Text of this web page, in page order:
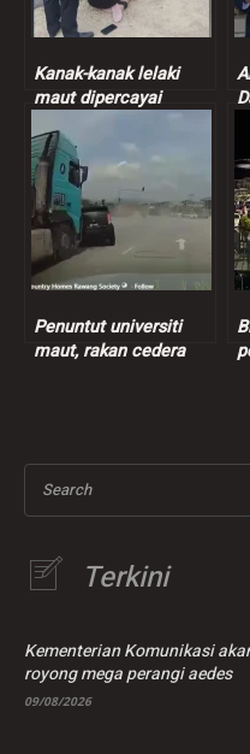
Kanak-kanak lelaki
maut dipercayai
Penuntut universiti
maut, rakan cedera
Search
Terkini
Kementerian Komunikasi
royong mega perangi aedes
09/08/2026